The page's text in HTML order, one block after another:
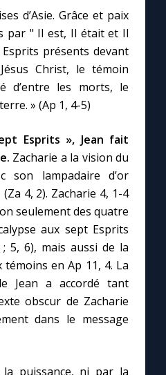
d’Asie. Grâce et paix
par " Il est, Il était et Il
présents devant
Christ, le témoin
d’entre les morts, le
» (Ap 1, 4-5)
Esprits », Jean fait
Zacharie a la vision du
son lampadaire d’or
4, 2). Zacharie 4, 1-4
seulement des quatre
aux sept Esprits
5, 6), mais aussi de la
en Ap 11, 4. La
Jean a accordé tant
obscur de Zacharie
dans le message
puissance, ni par la